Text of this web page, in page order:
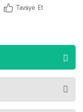
Tavsiye Et